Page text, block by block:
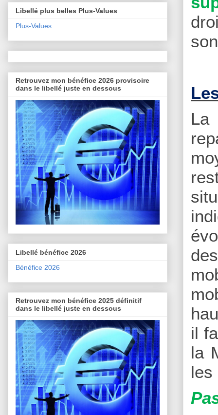
il
la
les
Libellé plus belles Plus-Values
Plus-Values
Retrouvez mon bénéfice 2026 provisoire
dans le libellé juste en dessous
Libellé bénéfice 2026
Bénéfice 2026
Retrouvez mon bénéfice 2025 définitif
dans le libellé juste en dessous